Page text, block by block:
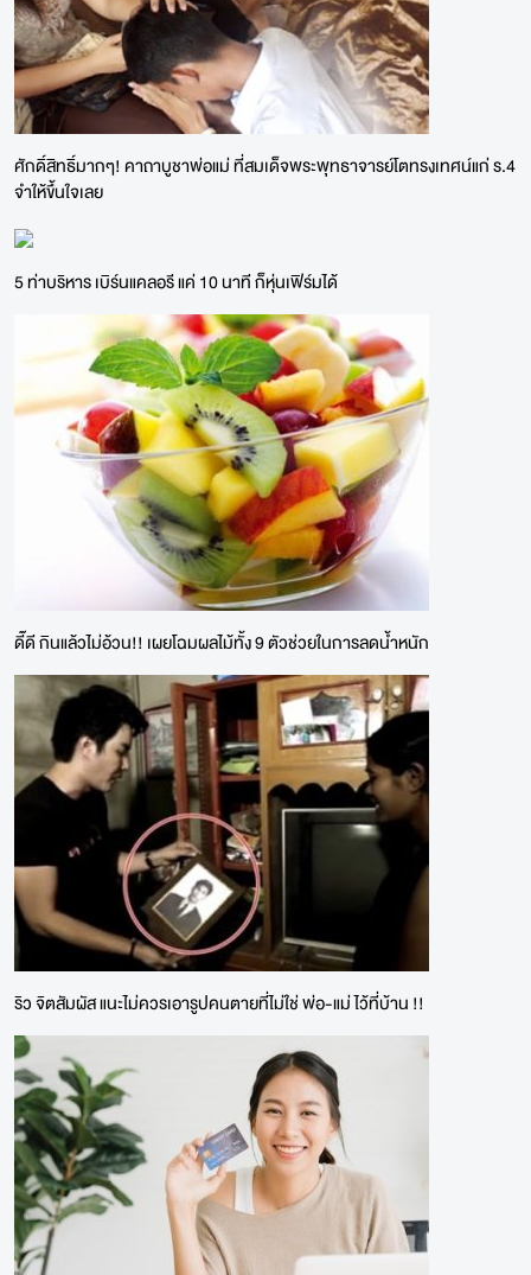
ศักดิ์สิทธิ์มากๆ! คาถาบูชาพ่อแม่ ที่สมเด็จพระพุทธาจารย์โตทรงเทศน์แก่ ร.4
จำให้ขึ้นใจเลย
5 ท่าบริหาร เบิร์นแคลอรี แค่ 10 นาที ก็หุ่นเฟิร์มได้
ดี๊ดี กินแล้วไม่อ้วน!! เผยโฉมผลไม้ทั้ง 9 ตัวช่วยในการลดน้ำหนัก
ริว จิตสัมผัส แนะไม่ควรเอารูปคนตายที่ไม่ใช่ พ่อ-แม่ ไว้ที่บ้าน !!